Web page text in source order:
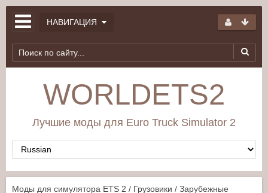
НАВИГАЦИЯ
WORLDETS2
Лучшие моды для Euro Truck Simulator 2
Моды для симулятора ETS 2 / Грузовики / Зарубежные